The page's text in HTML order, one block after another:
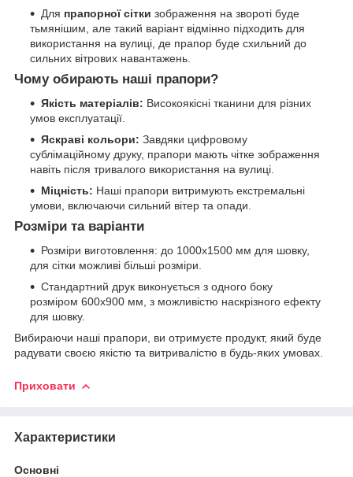
Для прапорної сітки зображення на звороті буде
тьмянішим, але такий варіант відмінно підходить для
використання на вулиці, де прапор буде схильний до
сильних вітрових навантажень.
Чому обирають наші прапори?
Якість матеріалів: Високоякісні тканини для різних
умов експлуатації.
Яскраві кольори: Завдяки цифровому
сублімаційному друку, прапори мають чітке зображення
навіть після тривалого використання на вулиці.
Міцність: Наші прапори витримують екстремальні
умови, включаючи сильний вітер та опади.
Розміри та варіанти
Розміри виготовлення: до 1000х1500 мм для шовку,
для сітки можливі більші розміри.
Стандартний друк виконується з одного боку
розміром 600х900 мм, з можливістю наскрізного ефекту
для шовку.
Вибираючи наші прапори, ви отримуєте продукт, який буде
радувати своєю якістю та витривалістю в будь-яких умовах.
Приховати
Характеристики
Основні